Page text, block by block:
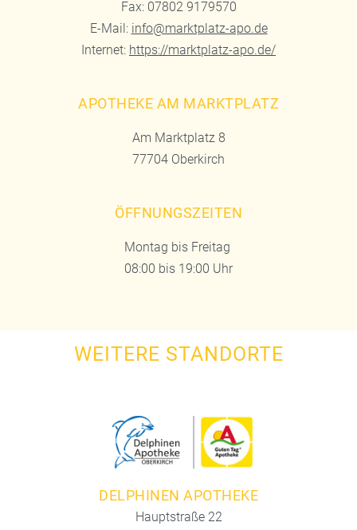
Fax: 07802 9179570
E-Mail: info@marktplatz-apo.de
Internet: https://marktplatz-apo.de/
APOTHEKE AM MARKTPLATZ
Am Marktplatz 8
77704 Oberkirch
ÖFFNUNGSZEITEN
Montag bis Freitag
08:00 bis 19:00 Uhr
WEITERE STANDORTE
DELPHINEN APOTHEKE
Hauptstraße 22